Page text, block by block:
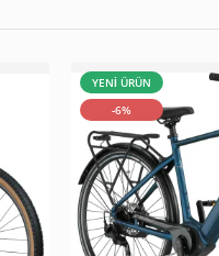
YENİ ÜRÜN
-6%